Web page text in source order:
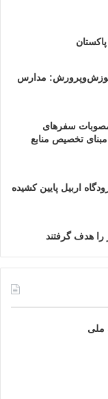
مدارس
مصوبات سفرهای
تخصیص منابع
اربیل پایین کشیده
را هدف گرفتند
ملی